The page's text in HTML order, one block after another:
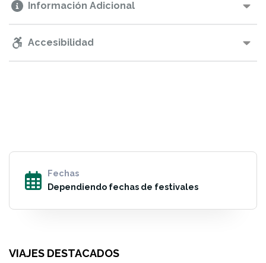
Información Adicional
Accesibilidad
Fechas
Dependiendo fechas de festivales
VIAJES DESTACADOS